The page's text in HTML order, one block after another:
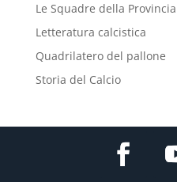
Le Squadre della Provincia
Letteratura calcistica
Quadrilatero del pallone
Storia del Calcio